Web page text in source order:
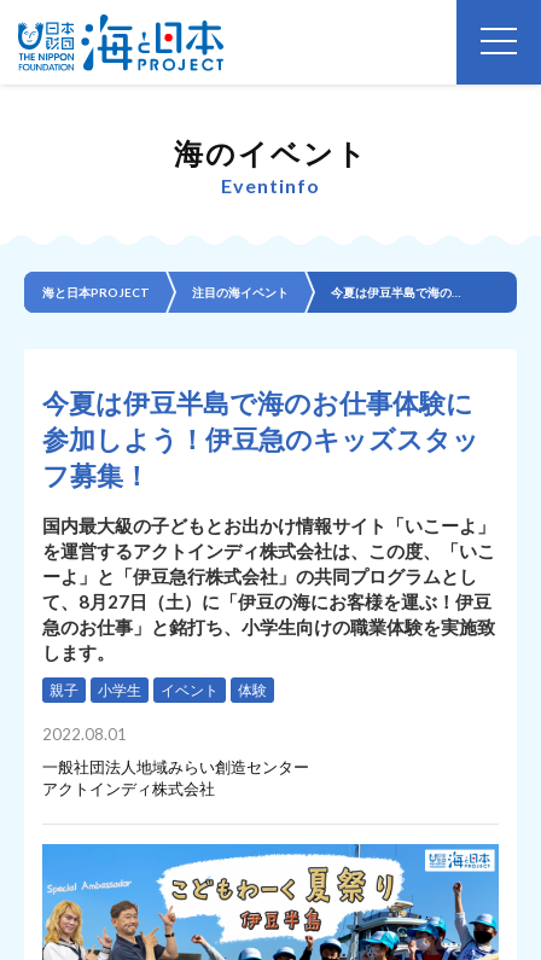
海のイベント
Eventinfo
海と日本PROJECT 注目の海イベント
今夏は伊豆半島で海のお仕事体験に
参加しよう！伊豆急のキッズスタッ
フ募集！
国内最大級の子どもとお出かけ情報サイト「いこーよ」
を運営するアクトインディ株式会社は、この度、「いこ
ーよ」と「伊豆急行株式会社」の共同プログラムとし
て、8月27日（土）に「伊豆の海にお客様を運ぶ！伊豆
急のお仕事」と銘打ち、小学生向けの職業体験を実施致
します。
親子 小学生 イベント 体験
2022.08.01
一般社団法人地域みらい創造センター
アクトインディ株式会社